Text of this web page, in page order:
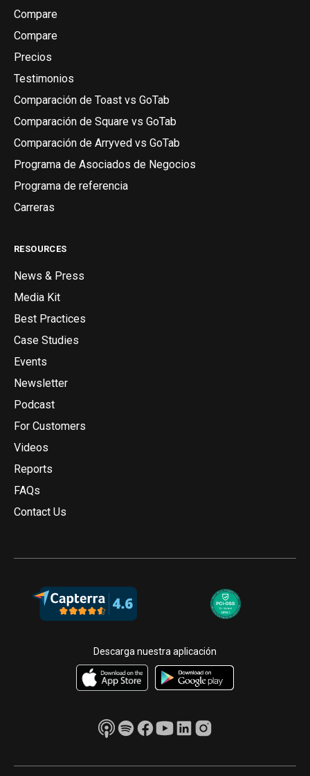
Compare
Compare
Precios
Testimonios
Comparación de Toast vs GoTab
Comparación de Square vs GoTab
Comparación de Arryved vs GoTab
Programa de Asociados de Negocios
Programa de referencia
Carreras
RESOURCES
News & Press
Media Kit
Best Practices
Case Studies
Events
Newsletter
Podcast
For Customers
Videos
Reports
FAQs
Contact Us
Descarga nuestra aplicación